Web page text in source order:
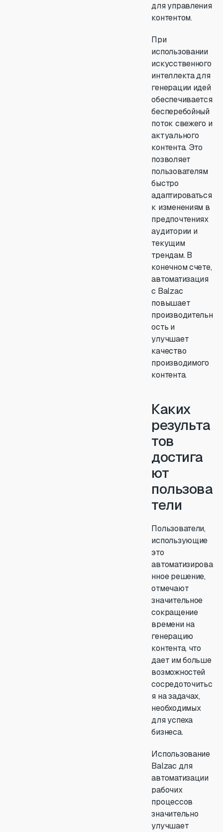
для управления
контентом.
При
использовании
искусственного
интеллекта для
генерации идей
обеспечивается
бесперебойный
поток свежего и
актуального
контента. Это
позволяет
пользователям
быстро
адаптироваться
к изменениям в
предпочтениях
аудитории и
текущим
трендам. В
конечном счете,
автоматизация
с Balzac
повышает
производительн
ость и
улучшает
качество
производимого
контента.
Каких
результа
тов
достига
ют
пользова
тели
Пользователи,
использующие
это
автоматизирова
нное решение,
отмечают
значительное
сокращение
времени на
генерацию
контента, что
дает им больше
возможностей
сосредоточитьс
я на задачах,
необходимых
для успеха
бизнеса.
Использование
Balzac для
автоматизации
рабочих
процессов
значительно
улучшает